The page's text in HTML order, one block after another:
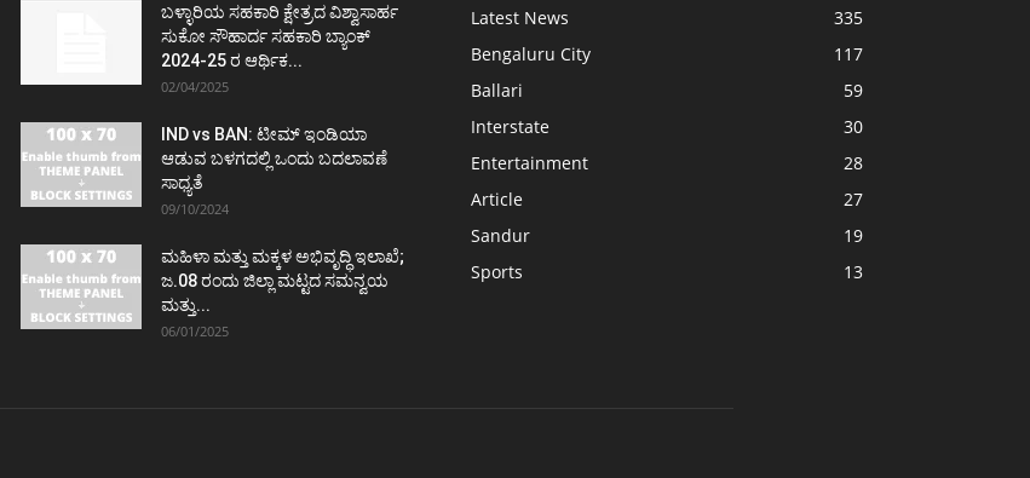
ಬಳ್ಳಾರಿಯ ಸಹಕಾರಿ ಕ್ಷೇತ್ರದ ವಿಶ್ವಾಸಾರ್ಹ
ಸುಕೋ ಸೌಹಾರ್ದ ಸಹಕಾರಿ ಬ್ಯಾಂಕ್
2024-25 ರ ಆರ್ಥಿಕ...
02/04/2025
IND vs BAN: ಟೀಮ್ ಇಂಡಿಯಾ
ಆಡುವ ಬಳಗದಲ್ಲಿ ಒಂದು ಬದಲಾವಣೆ
ಸಾಧ್ಯತೆ
09/10/2024
ಮಹಿಳಾ ಮತ್ತು ಮಕ್ಕಳ ಅಭಿವೃದ್ಧಿ ಇಲಾಖೆ;
ಜ.08 ರಂದು ಜಿಲ್ಲಾ ಮಟ್ಟದ ಸಮನ್ವಯ
ಮತ್ತು...
06/01/2025
Latest News
335
Bengaluru City
117
Ballari
59
Interstate
30
Entertainment
28
Article
27
Sandur
19
Sports
13